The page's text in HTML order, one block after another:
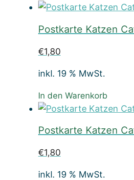
Postkarte Katzen
€1,80
inkl. 19 % MwSt.
In den Warenkorb
Postkarte Katzen
€1,80
inkl. 19 % MwSt.